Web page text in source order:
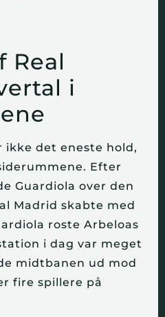
Real
i
ikke det eneste hold,
Efter
Guardiola over den
Madrid skabte med
roste Arbeloas
i dag var meget
midtbanen ud mod
fire spillere på